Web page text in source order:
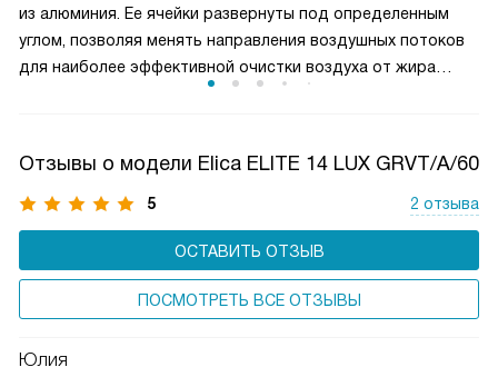
и чистым.
из алюминия. Ее ячейки развернуты под определенным
углом, позволяя менять направления воздушных потоков
для наиболее эффективной очистки воздуха от жира
Отзывы о модели Elica ELITE 14 LUX GRVT/A/60
5 2 отзыва
ОСТАВИТЬ ОТЗЫВ
ПОСМОТРЕТЬ ВСЕ ОТЗЫВЫ
Юлия